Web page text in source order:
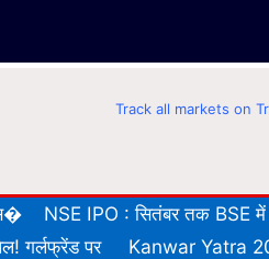
Track all markets on
NSE IPO : सितंबर तक BSE में
गर्लफ्रेंड पर Kanwar Yatra